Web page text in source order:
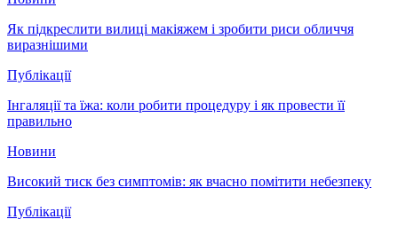
Як підкреслити вилиці макіяжем і зробити риси обличчя
виразнішими
Публікації
Інгаляції та їжа: коли робити процедуру і як провести її
правильно
Новини
Високий тиск без симптомів: як вчасно помітити небезпеку
Публікації